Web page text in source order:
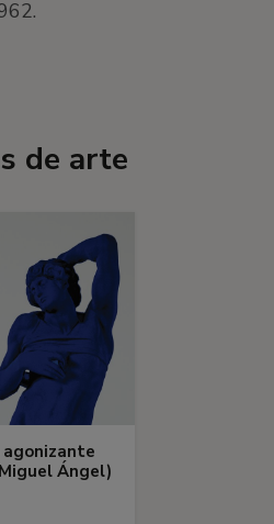
de arte
agonizante
Ángel)